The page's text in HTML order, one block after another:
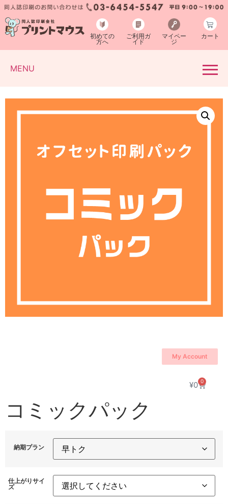
初めての
方へ
ご利用ガ
イド
マイペー
ジ
カート
MENU
My Account
¥0 0
コミックパック
納期プラン
仕上がりサイ
ズ